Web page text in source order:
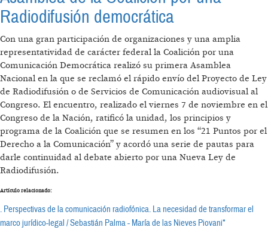
Radiodifusión democrática
Con una gran participación de organizaciones y una amplia
representatividad de carácter federal la Coalición por una
Comunicación Democrática realizó su primera Asamblea
Nacional en la que se reclamó el rápido envío del Proyecto de Ley
de Radiodifusión o de Servicios de Comunicación audiovisual al
Congreso. El encuentro, realizado el viernes 7 de noviembre en el
Congreso de la Nación, ratificó la unidad, los principios y
programa de la Coalición que se resumen en los “21 Puntos por el
Derecho a la Comunicación” y acordó una serie de pautas para
darle continuidad al debate abierto por una Nueva Ley de
Radiodifusión.
Artículo relacionado:
. Perspectivas de la comunicación radiofónica. La necesidad de transformar el
marco jurídico-legal / Sebastián Palma - María de las Nieves Piovani*